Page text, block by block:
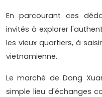
En parcourant ces
invités à explorer
les vieux quartiers, à
vietnamienne.
Le marché de Dong
simple lieu d'échanges